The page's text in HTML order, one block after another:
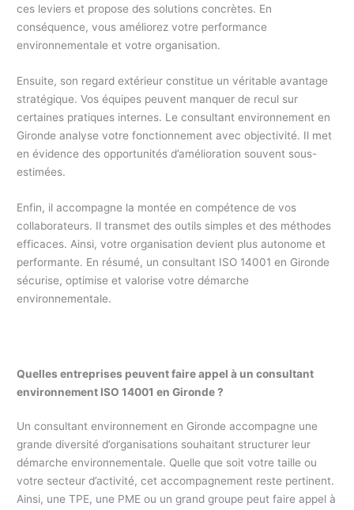
ces leviers et propose des solutions concrètes. En
conséquence, vous améliorez votre performance
environnementale et votre organisation.
Ensuite, son regard extérieur constitue un véritable avantage
stratégique. Vos équipes peuvent manquer de recul sur
certaines pratiques internes. Le consultant environnement en
Gironde analyse votre fonctionnement avec objectivité. Il met
en évidence des opportunités d’amélioration souvent sous-
estimées.
Enfin, il accompagne la montée en compétence de vos
collaborateurs. Il transmet des outils simples et des méthodes
efficaces. Ainsi, votre organisation devient plus autonome et
performante. En résumé, un consultant ISO 14001 en Gironde
sécurise, optimise et valorise votre démarche
environnementale.
Quelles entreprises peuvent faire appel à un consultant
environnement ISO 14001 en Gironde ?
Un consultant environnement en Gironde accompagne une
grande diversité d’organisations souhaitant structurer leur
démarche environnementale. Quelle que soit votre taille ou
votre secteur d’activité, cet accompagnement reste pertinent.
Ainsi, une TPE, une PME ou un grand groupe peut faire appel à